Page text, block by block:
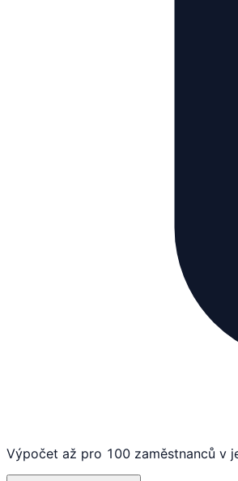
Výpočet až pro 100 zaměstnanců v